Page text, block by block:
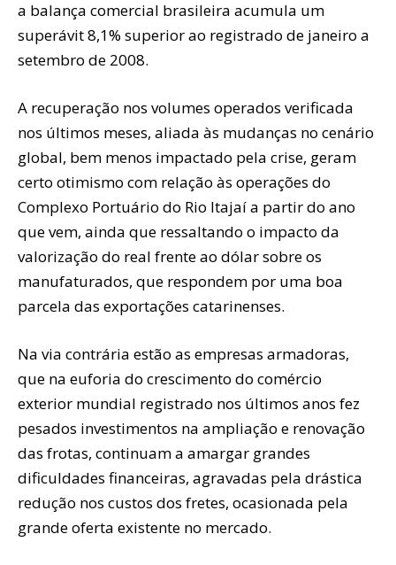
a balança comercial brasileira acumula um
superávit 8,1% superior ao registrado de janeiro a
setembro de 2008.
A recuperação nos volumes operados verificada
nos últimos meses, aliada às mudanças no cenário
global, bem menos impactado pela crise, geram
certo otimismo com relação às operações do
Complexo Portuário do Rio Itajaí a partir do ano
que vem, ainda que ressaltando o impacto da
valorização do real frente ao dólar sobre os
manufaturados, que respondem por uma boa
parcela das exportações catarinenses.
Na via contrária estão as empresas armadoras,
que na euforia do crescimento do comércio
exterior mundial registrado nos últimos anos fez
pesados investimentos na ampliação e renovação
das frotas, continuam a amargar grandes
dificuldades financeiras, agravadas pela drástica
redução nos custos dos fretes, ocasionada pela
grande oferta existente no mercado.